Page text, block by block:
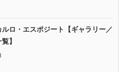
ルロ・エスポジート【ギャラリー／
】